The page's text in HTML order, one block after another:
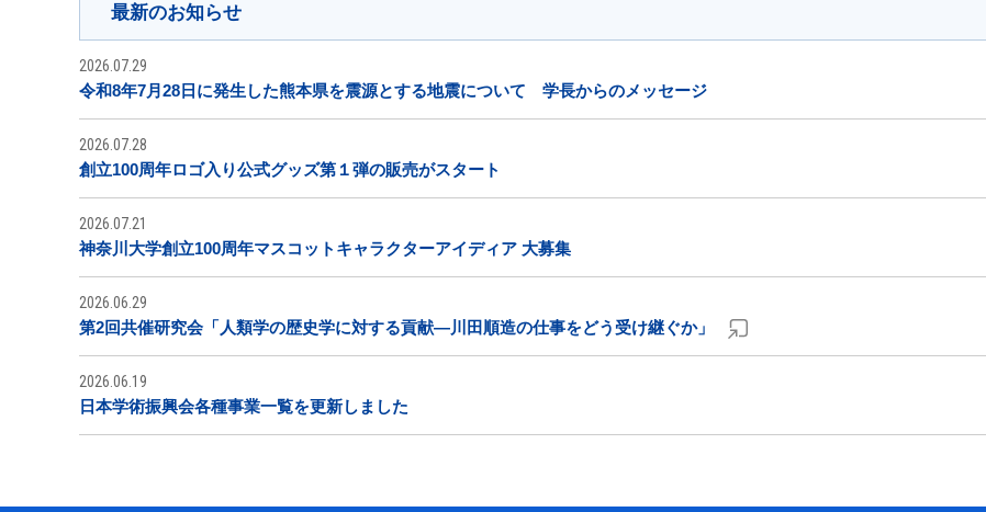
最新のお知らせ
2026.07.29
令和8年7月28日に発生した熊本県を震源とする地震について 学長からのメッセージ
2026.07.28
創立100周年ロゴ入り公式グッズ第１弾の販売がスタート
2026.07.21
神奈川大学創立100周年マスコットキャラクターアイディア 大募集
2026.06.29
第2回共催研究会「人類学の歴史学に対する貢献―川田順造の仕事をどう受け継ぐか」
2026.06.19
日本学術振興会各種事業一覧を更新しました